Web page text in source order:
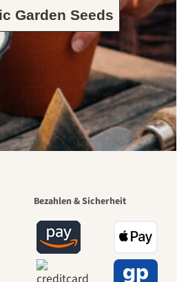
Garden Seeds
Bezahlen & Sicherheit